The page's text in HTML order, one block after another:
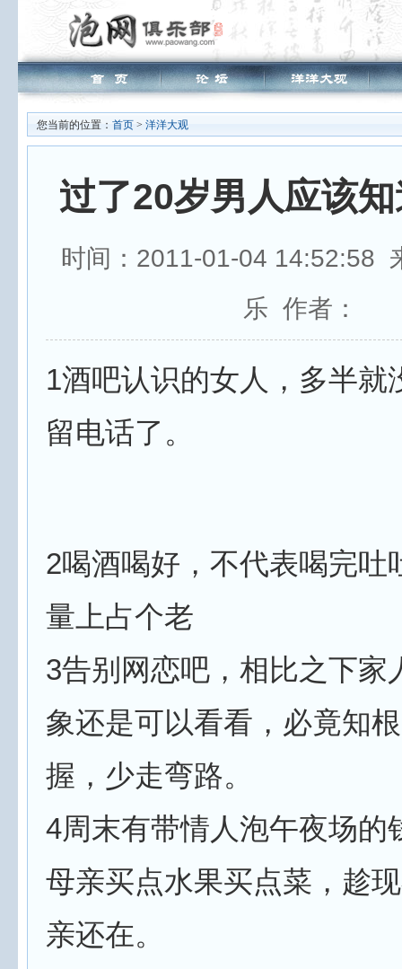
您当前的位置： 首页 > 洋洋大观
过了20岁男人应该
时间：2011-01-04 14:52:58
乐 作者：
1酒吧认识的女人，多半就
留电话了。
2喝酒喝好，不代表喝完吐
量上占个老
3告别网恋吧，相比之下家
象还是可以看看，必竟知
握，少走弯路。
4周末有带情人泡午夜场的
母亲买点水果买点菜，趁
亲还在。